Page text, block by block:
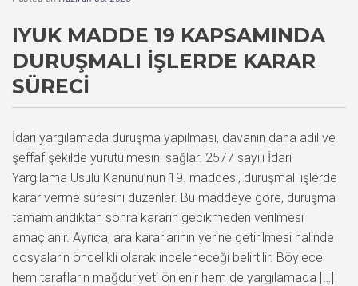
IYUK MADDE 19 KAPSAMINDA
DURUŞMALI İŞLERDE KARAR
SÜRECI
İdari yargılamada duruşma yapılması, davanın daha adil ve
şeffaf şekilde yürütülmesini sağlar. 2577 sayılı İdari
Yargılama Usulü Kanunu’nun 19. maddesi, duruşmalı işlerde
karar verme süresini düzenler. Bu maddeye göre, duruşma
tamamlandıktan sonra kararın gecikmeden verilmesi
amaçlanır. Ayrıca, ara kararlarının yerine getirilmesi halinde
dosyaların öncelikli olarak inceleneceği belirtilir. Böylece
hem tarafların mağduriyeti önlenir hem de yargılamada […]